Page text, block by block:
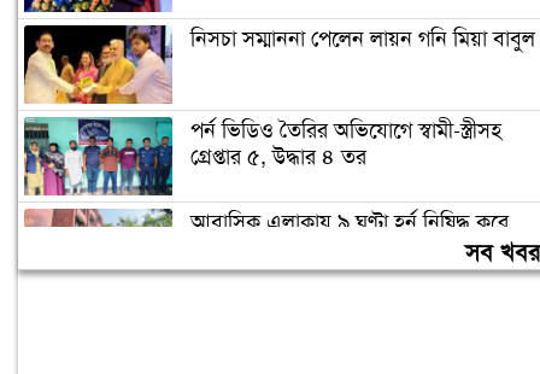
নিসচা সম্মাননা পেলেন লায়ন গনি মিয়া বাবুল
পর্ন ভিডিও তৈরির অভিযোগে স্বামী-স্ত্রীসহ
গ্রেপ্তার ৫, উদ্ধার ৪ তর
আবাসিক এলাকায় ৯ ঘণ্টা হর্ন নিষিদ্ধ করে
সব